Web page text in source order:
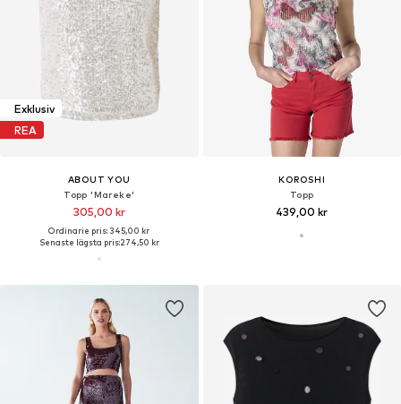
Exklusiv
REA
ABOUT YOU
Topp 'Mareke'
305,00 kr
Ordinarie pris: 345,00 kr
Senaste lägsta pris:274,50 kr
KOROSHI
Topp
439,00 kr